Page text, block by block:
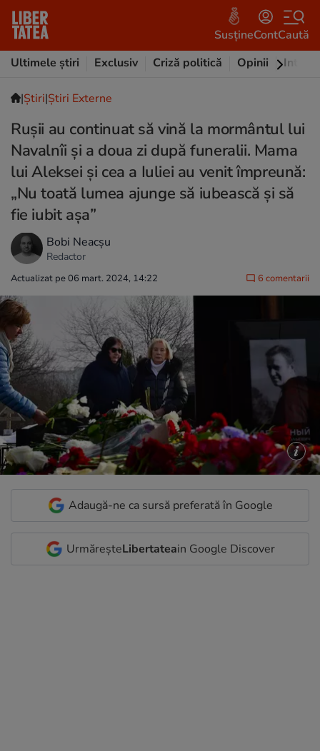
SusțineContCaută
Ultimele știri
Exclusiv Criză politică Opinii
|Ştiri|Știri Externe
Ruşii au continuat să vină la mormântul lui
Navalnîi și a doua zi după funeralii. Mama
lui Aleksei și cea a Iuliei au venit împreună:
„Nu toată lumea ajunge să iubească și să
fie iubit așa”
Bobi Neacșu
Redactor
Actualizat pe 06 mart. 2024, 14:22 6 comentarii
Adaugă-ne ca sursă preferată în Google
UrmăreșteLibertateain Google Discover